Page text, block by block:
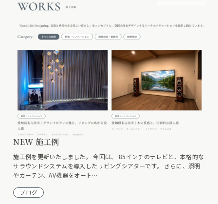
NEW 施工例
施工例を更新いたしました。 今回は、 85インチのテレビと、本格的な
サラウンドシステムを導入したリビングシアターです。 さらに、照明
やカーテン、AV機器をオート…
ブログ